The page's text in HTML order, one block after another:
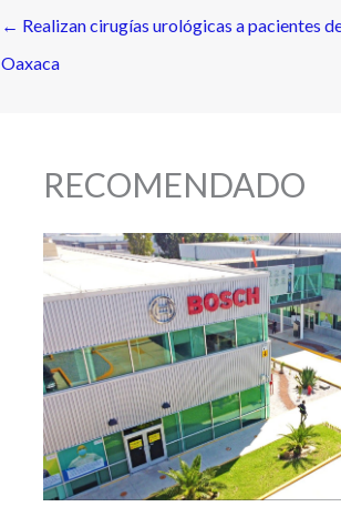
← Realizan cirugías urológicas a pacientes
Oaxaca
RECOMENDADO